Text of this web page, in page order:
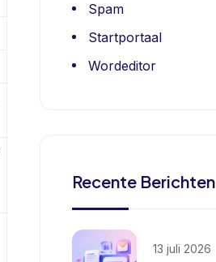
Spam
Startportaal
Wordeditor
Recente Berichten
13 juli 2026